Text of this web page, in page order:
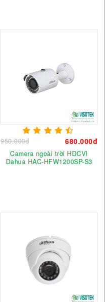
950.000đ 680.000đ
Camera ngoài trời HDCVI
Dahua HAC-HFW1200SP-S3